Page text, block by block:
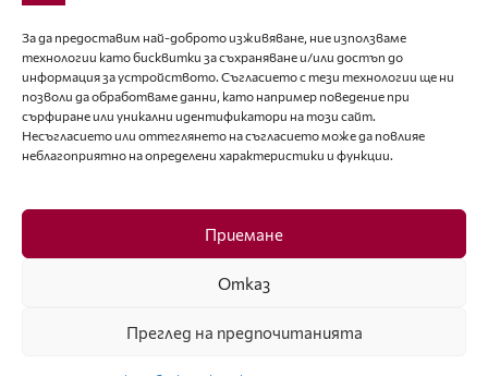
За да предоставим най-доброто изживяване, ние използваме
технологии като бисквитки за съхраняване и/или достъп до
информация за устройството. Съгласието с тези технологии ще ни
позволи да обработваме данни, като например поведение при
сърфиране или уникални идентификатори на този сайт.
Несъгласието или оттеглянето на съгласието може да повлияе
неблагоприятно на определени характеристики и функции.
Приемане
Отказ
Преглед на предпочитанията
За контакти
editor@fashion-lifestyle.net
+359 88 227 33 47
Последвайте ни
Facebook
ISSN 1314-8915 Copyright © 2007-2025 Ot igla do konetz Ltd. & Fashion.bg